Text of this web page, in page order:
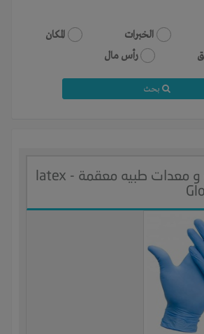
الخبرات
المكان
رأس مال
مصنع قفازات و معدات طبيه معقمة - latex